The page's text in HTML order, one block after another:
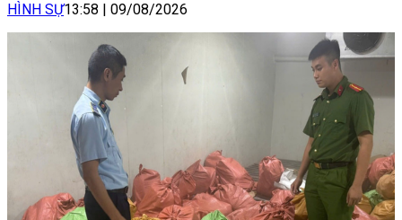
HÌNH SỰ13:58 09/08/2026